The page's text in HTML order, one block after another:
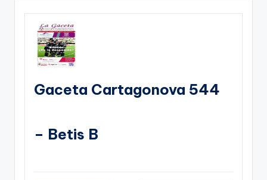
Gaceta Cartagonova 544
– Betis B